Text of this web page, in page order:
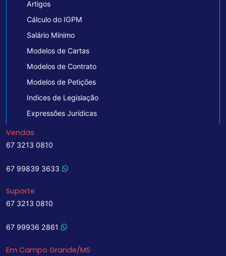
Artigos
Cálculo do IGPM
Salário Mínimo
Modelos de Cartas
Modelos de Contrato
Modelos de Petições
Indices de Legislação
Expressões Jurídicas
Vendas
67 3213 0810
67 99839 3633
Suporte
67 3213 0810
67 99936 2861
Em Campo Grande/MS